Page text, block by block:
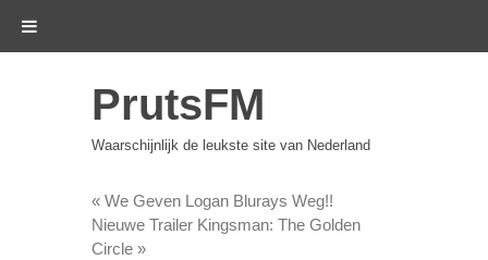
PrutsFM
Waarschijnlijk de leukste site van Nederland
« We Geven Logan Blurays Weg!!
Nieuwe Trailer Kingsman: The Golden
Circle »